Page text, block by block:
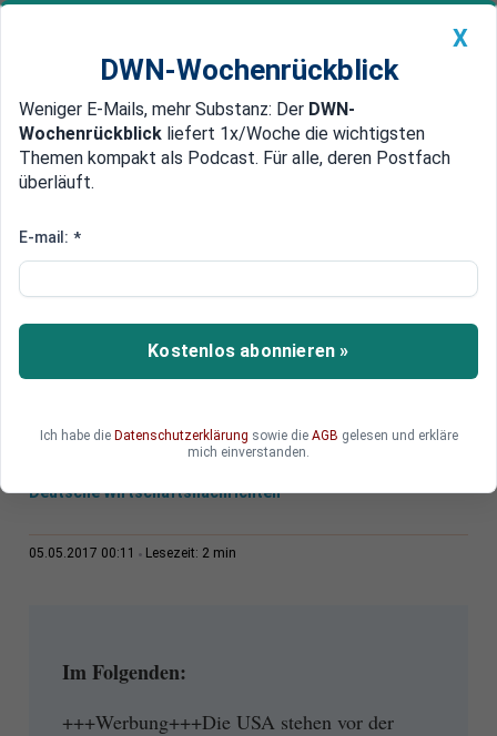
Newsticker MEIN DWN: Geldanlage Premium
Edelmetalle DWN-Magazin China
Auch Pennsylvania wackelt
Puerto Rico ist pleite: US-
Investoren vor Haircut
Puerto Rico ist pleite, US-Investoren müssen
Deutsche Wirtschaftsnachrichten
05.05.2017 00:11 Lesezeit: 2 min
Im Folgenden:
+++Werbung+++Die USA stehen vor der
X
DWN-Wochenrückblick
Weniger E-Mails, mehr Substanz: Der DWN-
Wochenrückblick liefert 1x/Woche die wichtigsten
Themen kompakt als Podcast. Für alle, deren Postfach
überläuft.
E-mail: *
Kostenlos abonnieren »
Ich habe die Datenschutzerklärung sowie die AGB gelesen und erkläre
mich einverstanden.